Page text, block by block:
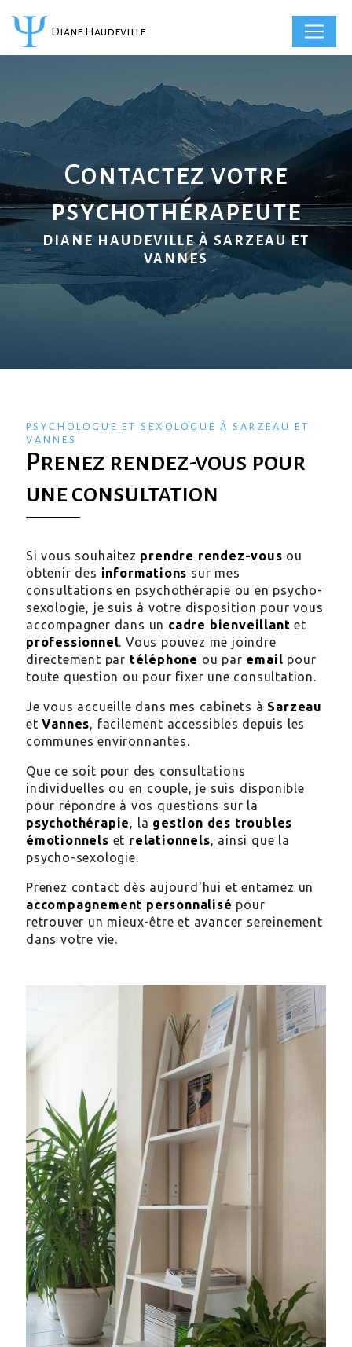
Diane Haudeville
Contactez votre
psychothérapeute
DIANE HAUDEVILLE À SARZEAU ET
VANNES
PSYCHOLOGUE ET SEXOLOGUE À SARZEAU ET
VANNES
Prenez rendez-vous pour
une consultation
Si vous souhaitez prendre rendez-vous ou
obtenir des informations sur mes
consultations en psychothérapie ou en psycho-
sexologie, je suis à votre disposition pour vous
accompagner dans un cadre bienveillant et
professionnel . Vous pouvez me joindre
directement par téléphone ou par email pour
toute question ou pour fixer une consultation.
Je vous accueille dans mes cabinets à Sarzeau
etVannes , facilement accessibles depuis les
communes environnantes.
Que ce soit pour des consultations
individuelles ou en couple, je suis disponible
pour répondre à vos questions sur la
psychothérapie
, la gestion des troubles
émotionnels et relationnels , ainsi que la
psycho-sexologie.
Prenez contact dès aujourd'hui et entamez un
accompagnement personnalisé pour
retrouver un mieux-être et avancer sereinement
dans votre vie.